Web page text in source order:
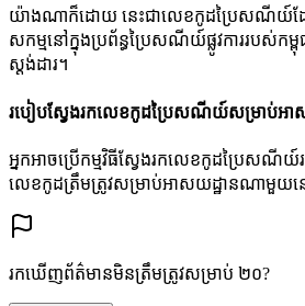
យ៉ាងណាក៏ដោយ នេះជាលេខកូដប្រៃសណីយ៍
សកម្មនៅក្នុងប្រព័ន្ធប្រៃសណីយ៍ផ្លូវការរបស់កម្ពុជ
ស្តង់ដារ។
របៀបស្វែងរកលេខកូដប្រៃសណីយ៍សម្រាប់អា
អ្នកអាចប្រើកម្មវិធីស្វែងរកលេខកូដប្រៃសណីយ៍
លេខកូដត្រឹមត្រូវសម្រាប់អាសយដ្ឋានណាមួយន
រកឃើញព័ត៌មានមិនត្រឹមត្រូវសម្រាប់ ២០?